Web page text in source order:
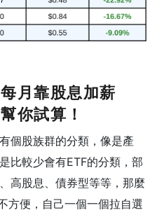
每月靠股息加薪
你試算！
個股族群的分類，像是產
比較少會有ETF的分類，部
高股息、債券型等等，那麼
方便，自己一個一個拉自選